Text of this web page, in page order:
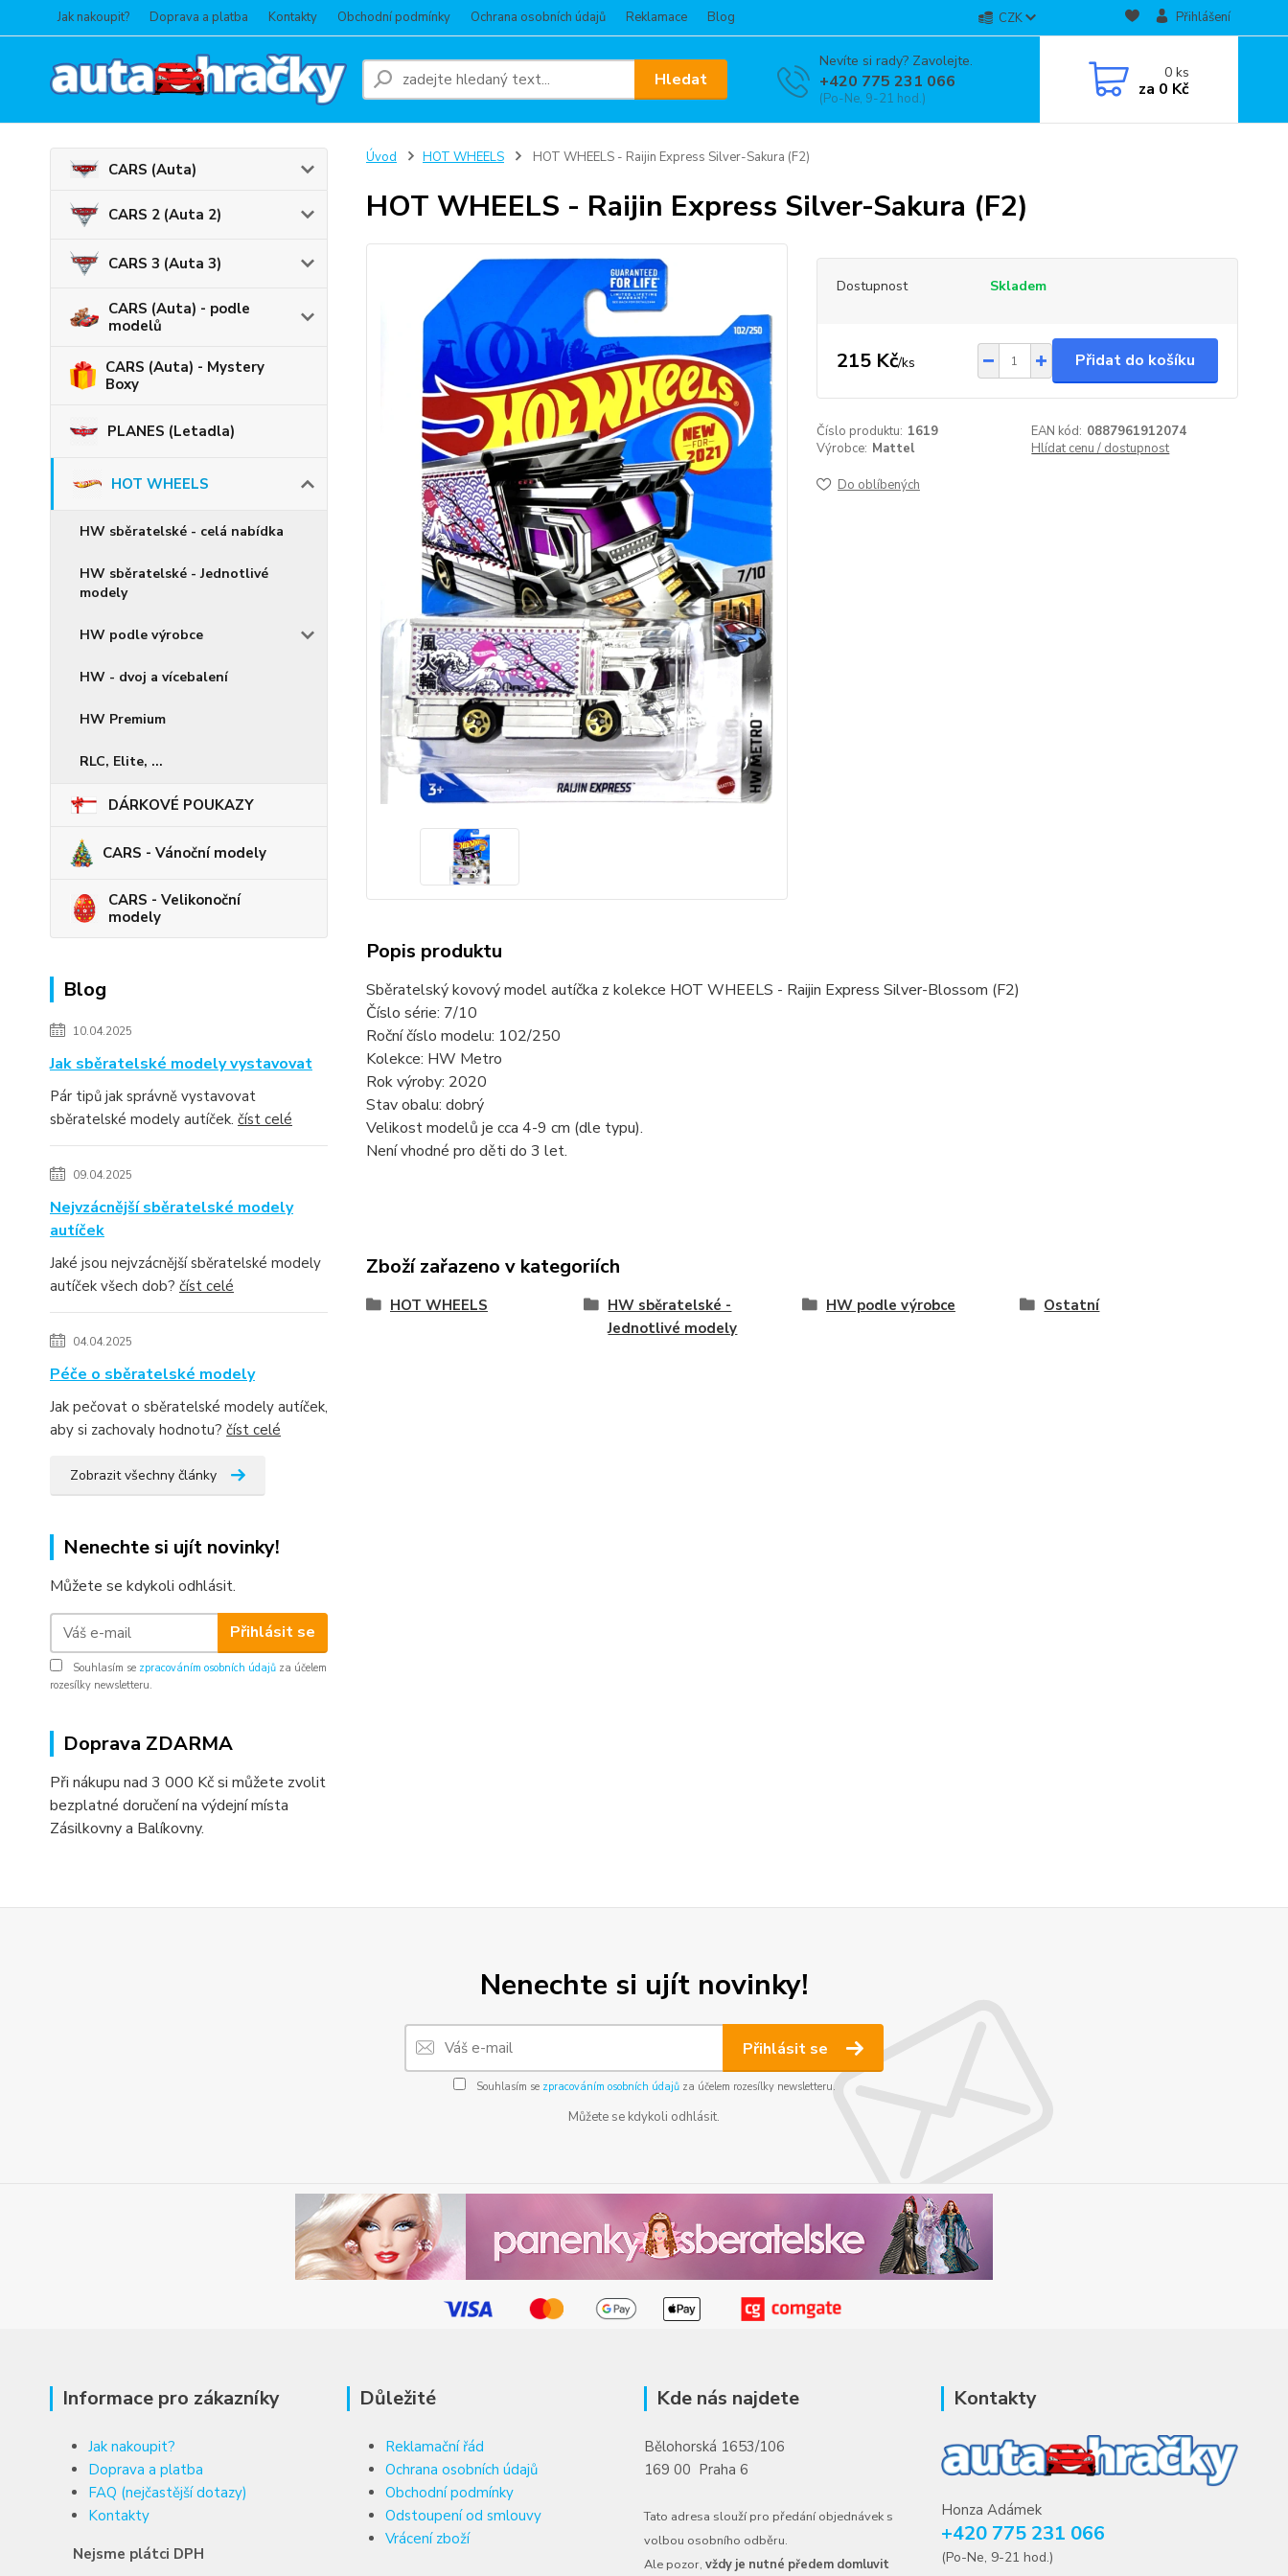
Jak nakoupit? Doprava a platba Kontakty Obchodní podmínky Ochrana osobních údajů Reklamace Blog CZK Přihlášení
Hledat
Nevíte si rady? Zavolejte.
+420 775 231 066
(Po-Ne, 9-21 hod.)
0ks
za 0 Kč
CARS (Auta)
CARS 2 (Auta 2)
CARS 3 (Auta 3)
CARS (Auta) - podle
modelů
CARS (Auta) - Mystery
Boxy
PLANES (Letadla)
HOT WHEELS
HW sběratelské - celá nabídka
HW sběratelské - Jednotlivé
modely
HW podle výrobce
HW - dvoj a vícebalení
HW Premium
RLC, Elite, ...
DÁRKOVÉ POUKAZY
CARS - Vánoční modely
CARS - Velikonoční
modely
Blog
10.04.2025
Jak sběratelské modely vystavovat
Pár tipů jak správně vystavovat
sběratelské modely autíček. číst celé
09.04.2025
Nejvzácnější sběratelské modely
autíček
Jaké jsou nejvzácnější sběratelské modely
autíček všech dob? číst celé
04.04.2025
Péče o sběratelské modely
Jak pečovat o sběratelské modely autíček,
aby si zachovaly hodnotu? číst celé
Zobrazit všechny články
Nenechte si ujít novinky!
Můžete se kdykoli odhlásit.
Přihlásit se
Souhlasím se zpracováním osobních údajů za účelem
rozesílky newsletteru.
Doprava ZDARMA
Při nákupu nad 3 000 Kč si můžete zvolit
bezplatné doručení na výdejní místa
Zásilkovny a Balíkovny.
Úvod HOT WHEELS HOT WHEELS - Raijin Express Silver-Sakura (F2)
HOT WHEELS - Raijin Express Silver-Sakura (F2)
Dostupnost Skladem
215 Kč/ks Přidat do košíku
Číslo produktu: 1619 EAN kód: 0887961912074
Výrobce: Mattel Hlídat cenu / dostupnost
Do oblíbených
Popis produktu
Sběratelský kovový model autíčka z kolekce HOT WHEELS - Raijin Express Silver-Blossom (F2)
Číslo série: 7/10
Roční číslo modelu: 102/250
Kolekce: HW Metro
Rok výroby: 2020
Stav obalu: dobrý
Velikost modelů je cca 4-9 cm (dle typu).
Není vhodné pro děti do 3 let.
Zboží zařazeno v kategoriích
HOT WHEELS
HW sběratelské -
Jednotlivé modely
HW podle výrobce Ostatní
Nenechte si ujít novinky!
Přihlásit se
Souhlasím se zpracováním osobních údajůza účelem rozesílky newsletteru.
Můžete se kdykoli odhlásit.
Informace pro zákazníky
Jak nakoupit?
Doprava a platba
FAQ (nejčastější dotazy)
Kontakty
Nejsme plátci DPH
Důležité
Reklamační řád
Ochrana osobních údajů
Obchodní podmínky
Odstoupení od smlouvy
Vrácení zboží
Kde nás najdete
Bělohorská 1653/106
169 00 Praha 6
Tato adresa slouží pro předání objednávek s
volbou osobního odběru.
Ale pozor, vždy je nutné předem domluvit
Kontakty
Honza Adámek
+420 775 231 066
(Po-Ne, 9-21 hod.)